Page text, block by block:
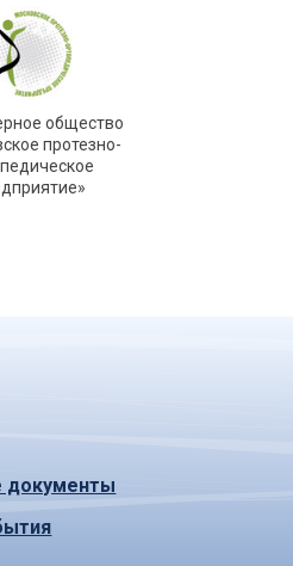
общество
протезно-
документы